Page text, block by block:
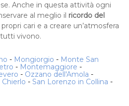
Anche in questa attività ogni
al meglio il ricordo del
cari e a creare un’atmosfera
vivono.
- Mongiorgio - Monte San
- Montemaggiore -
- Ozzano dell'Amola -
Chierlo - San Lorenzo in Collina -